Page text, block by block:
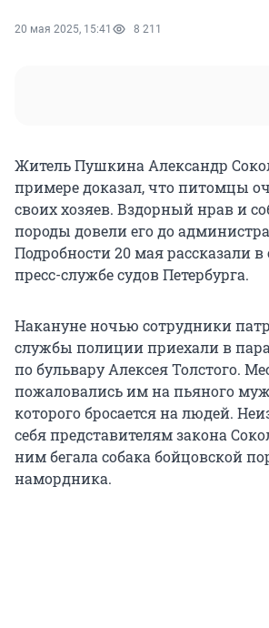
20 мая 2025, 15:41 8 211
Житель Пушкина Александр
примере доказал, что питомцы
своих хозяев. Вздорный нрав и
породы довели его до
Подробности 20 мая рассказали
пресс-службе судов Петербурга.
Накануне ночью сотрудники
службы полиции приехали в
по бульвару Алексея Толстого.
пожаловались им на пьяного
которого бросается на людей.
себя представителям закона
ним бегала собака бойцовской
намордника.